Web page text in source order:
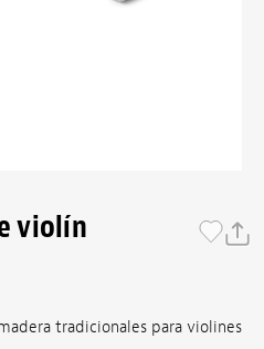
violín
tradicionales para violines